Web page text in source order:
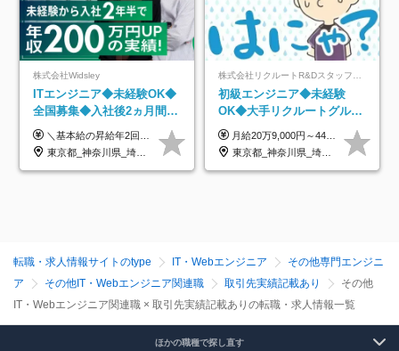
株式会社Widsley
ITエンジニア◆未経験OK◆
全国募集◆入社後2ヵ月間は
研修のみ◆フルリモート
OK◆残業月3h◆服装髪型自
＼基本給の昇給年2回＆プロジェクト手当による昇給年12回！！／ 【経験者の場合】 月給33万円～70万円＋プロジェクト手当＋資格手当 ★スキルや経験を考慮の上、優遇します ★上記給与には固定残業代20時間分(月4万3883円～)を含みます。残業が超過した場合は、追加支給します(残業は月平均3時間とほぼ発生しません。残業がなくても、固定残業代は支給されます) ★試用期間中も、月給や福利厚生等は同じです ---------- 【未経験者の場合】 月給26万円～50万円＋プロジェクト手当＋資格手当 ★スキルや経験を考慮の上、優遇します ★上記給与には固定残業代20時間分(月3万719円～)を含みます。残業が超過した場合は、追加支給します(残業は月平均3時間とほぼ発生しません。残業がなくても、固定残業代は支給されます) ★試用期間6ヵ月あり ・1ヶ月目～：月給23万円～ ・2ヶ月目～6ヶ月目：月給23万円～＋プロジェクト手当1～3万円 （上記給与にはそれぞれ固定残業代20時間分(月3万719円～)を含み、超過した場合は追加支給します。） ---------- 【プロジェクト手当について】 参画するプロジェクトの単価に応じて毎月の歩合給を支給します 業界内でもトップクラスの高還元です！
東京都_神奈川県_埼玉県_千葉県_大阪府_愛知県_北海道_青森県_岩手県_宮城県_秋田県_山形県_福島県_茨城県_栃木県_群馬県_新潟県_山梨県_長野県_富山県_石川県_福井県_静岡県_岐阜県_三重県_兵庫県_京都府_滋賀県_奈良県_和歌山県_広島県_岡山県_鳥取県_島根県_山口県_徳島県_香川県_愛媛県_高知県_福岡県_熊本県_佐賀県_長崎県_大分県_宮崎県_鹿児島県_沖縄県
初級エンジニア◆未経験
OK◆大手リクルートグルー
プ正社員◆独自の教育体制
◆住宅手当制度あり/s
月給20万9,000円～44万円 ※試用期間6カ月あり（期間中の待遇に変更なし） ※経験・能力・前給を考慮の上、決定いたします ※時間外手当100％支給 ※派遣就業先が変更となる場合には、就業規則、労使協定等に基づき賃金が変更となる可能性があります
東京都_神奈川県_埼玉県_千葉県_大阪府_愛知県_青森県_岩手県_宮城県_秋田県_山形県_福島県_茨城県_栃木県_群馬県_山梨県_長野県_福井県_静岡県_岐阜県_三重県_兵庫県_京都府_滋賀県_奈良県_広島県_岡山県_山口県_香川県_福岡県_熊本県_佐賀県_長崎県_大分県_宮崎県_鹿児島県
転職・求人情報サイトのtype IT・Webエンジニア
その他専門エンジニ
ア
その他IT・Webエンジニア関連職 取引先実績記載あり
その他
IT・Webエンジニア関連職 × 取引先実績記載ありの転職・求人情報一覧
ほかの職種で探し直す